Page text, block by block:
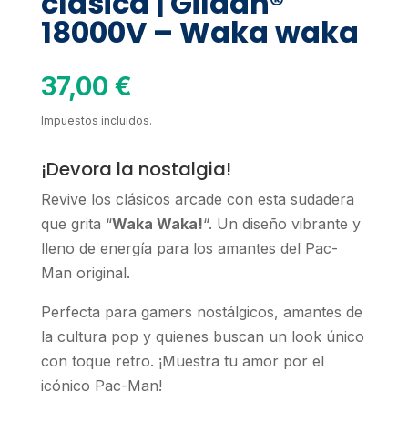
18000V – Waka waka
37,00 €
Impuestos incluidos.
¡Devora la nostalgia!
Revive los clásicos arcade con esta sudadera
que grita “Waka Waka!“. Un diseño vibrante y
lleno de energía para los amantes del Pac-
Man original.
Perfecta para gamers nostálgicos, amantes de
la cultura pop y quienes buscan un look único
con toque retro. ¡Muestra tu amor por el
icónico Pac-Man!